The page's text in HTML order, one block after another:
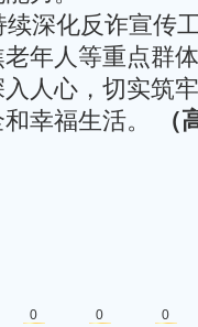
深化反诈宣传
年人等重点群
人心，切实筑
幸福生活。
0 0 0